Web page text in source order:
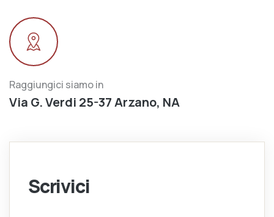
Raggiungici siamo in
Via G. Verdi 25-37 Arzano, NA
Scrivici